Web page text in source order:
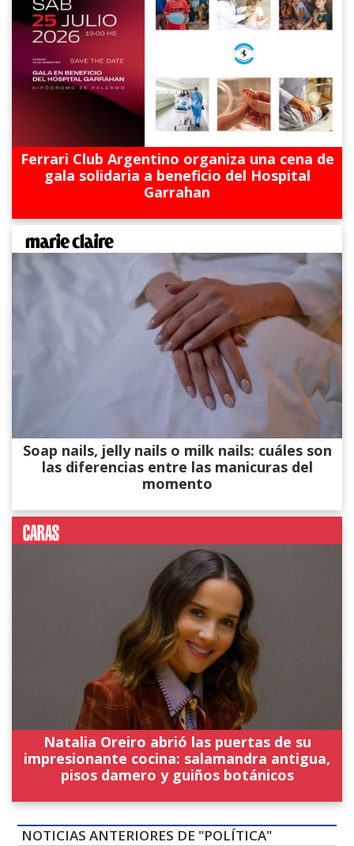
Ferrari Club Argentino organiza una cena de
gala solidaria a beneficio del Hospital
Garrahan
Soap nails, jelly nails o milk nails: cuáles son
las diferencias entre las manicuras del
momento
Natalia Oreiro abrió las puertas de su
impresionante cocina: salamandra antigua,
pisos damero y guiños botánicos
NOTICIAS ANTERIORES DE "POLÍTICA"